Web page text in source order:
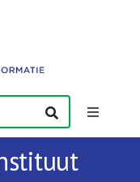
Toggle